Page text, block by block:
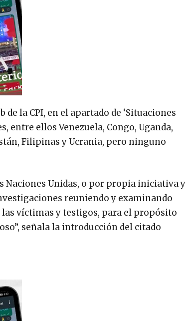
la CPI, en el apartado de ‘Situaciones
entre ellos Venezuela, Congo, Uganda,
Filipinas y Ucrania, pero ninguno
Naciones Unidas, o por propia iniciativa y
reuniendo y examinando
víctimas y testigos, para el propósito
señala la introducción del citado